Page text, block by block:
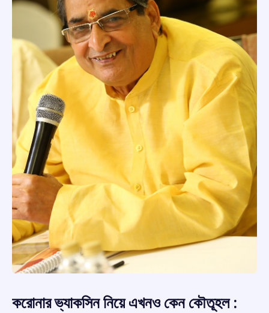
করোনার ভ্যাকসিন নিয়ে এখনও কেন কৌতূহল :